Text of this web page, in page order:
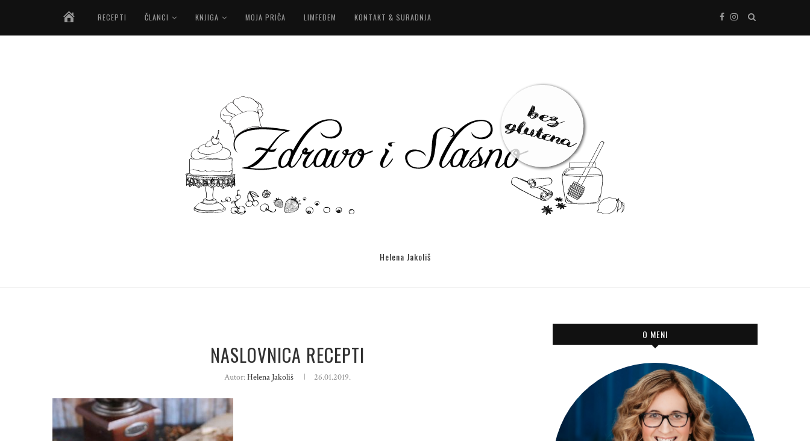
NASLOVNICA
RECEPTI ČLANCI KNJIGA MOJA PRIČA LIMFEDEM KONTAKT & SURADNJA
Helena Jakoliš
NASLOVNICA RECEPTI
Autor:Helena Jakoliš 26.01.2019.
O MENI